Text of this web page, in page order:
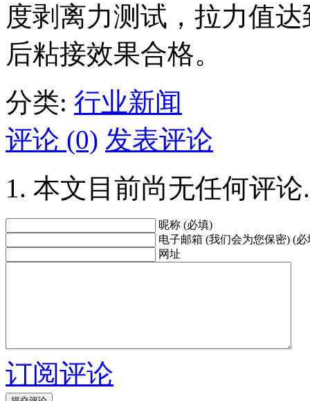
度剥离力测试，拉力值
后粘接效果合格。
分类: 行业新闻
评论 (0) 发表评论
本文目前尚无任何评论.
昵称 (必填)
电子邮箱 (我们会为您保密) (必
网址
订阅评论